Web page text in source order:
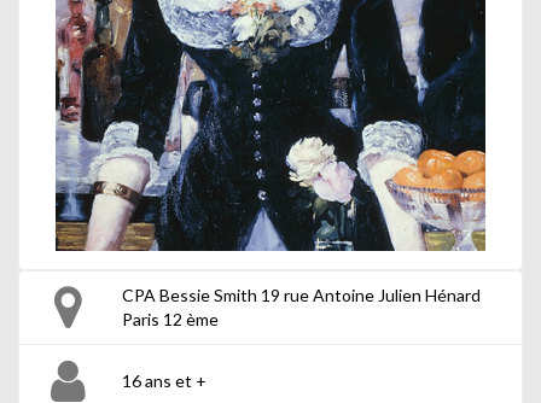
CPA Bessie Smith 19 rue Antoine Julien Hénard
Paris 12 ème
16 ans et +